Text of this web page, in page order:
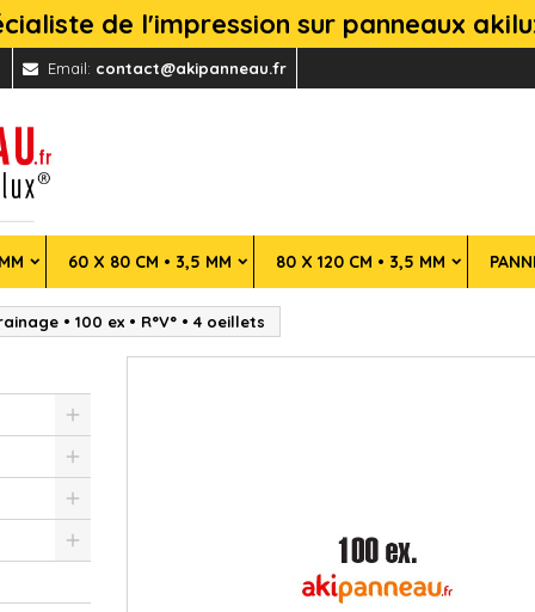
de l'impression sur panneaux
Email: contact@akipanneau.fr
60 X 80 CM • 3,5 MM 80 X 120 CM • 3,5 MM
• 100 ex • R°V° • 4 oeillets